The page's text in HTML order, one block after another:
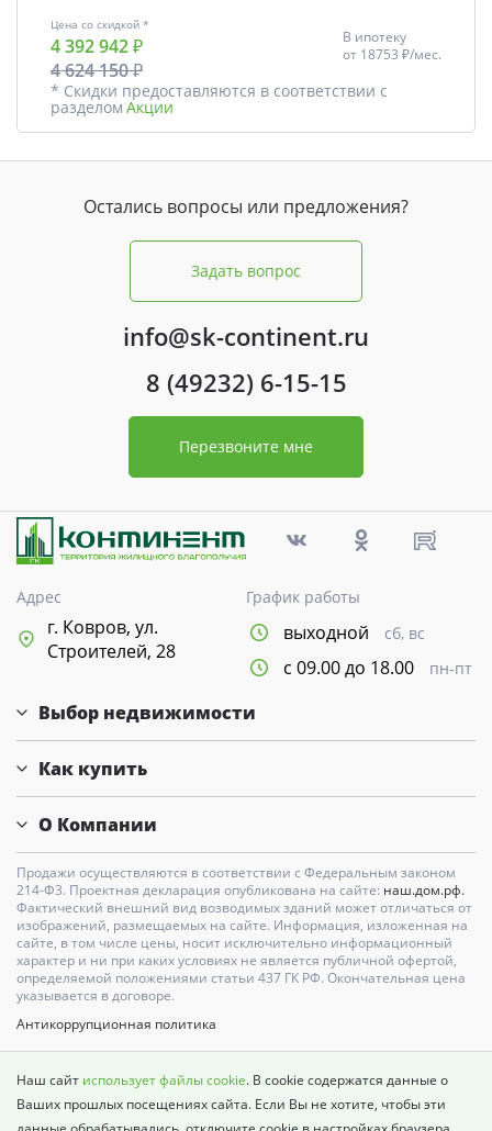
Цена со скидкой *
4 392 942 ₽
4 624 150 ₽
В ипотеку
от 18753 ₽/мес.
* Скидки предоставляются в соответствии с
разделом Акции
Остались вопросы или предложения?
Задать вопрос
info@sk-continent.ru
8 (49232) 6-15-15
Перезвоните мне
Адрес
г. Ковров, ул.
Строителей, 28
График работы
выходной сб, вс
с 09.00 до 18.00 пн-пт
Выбор недвижимости
Как купить
О Компании
Продажи осуществляются в соответствии с Федеральным законом
214-Ф3. Проектная декларация опубликована на сайте: наш.дом.рф.
Фактический внешний вид возводимых зданий может отличаться от
изображений, размещаемых на сайте. Информация, изложенная на
сайте, в том числе цены, носит исключительно информационный
характер и ни при каких условиях не является публичной офертой,
определяемой положениями статьи 437 ГК РФ. Окончательная цена
указывается в договоре.
Антикоррупционная политика
Политика о недопущении дискриминации
Наш сайт использует файлы cookie. В cookie содержатся данные о
Ваших прошлых посещениях сайта. Если Вы не хотите, чтобы эти